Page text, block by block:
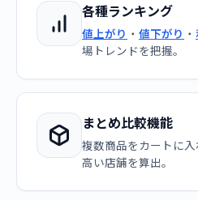
各種ランキング
値上がり ・ 値下がり ・
場トレンドを把握。
まとめ比較機能
複数商品をカートに
高い店舗を算出。